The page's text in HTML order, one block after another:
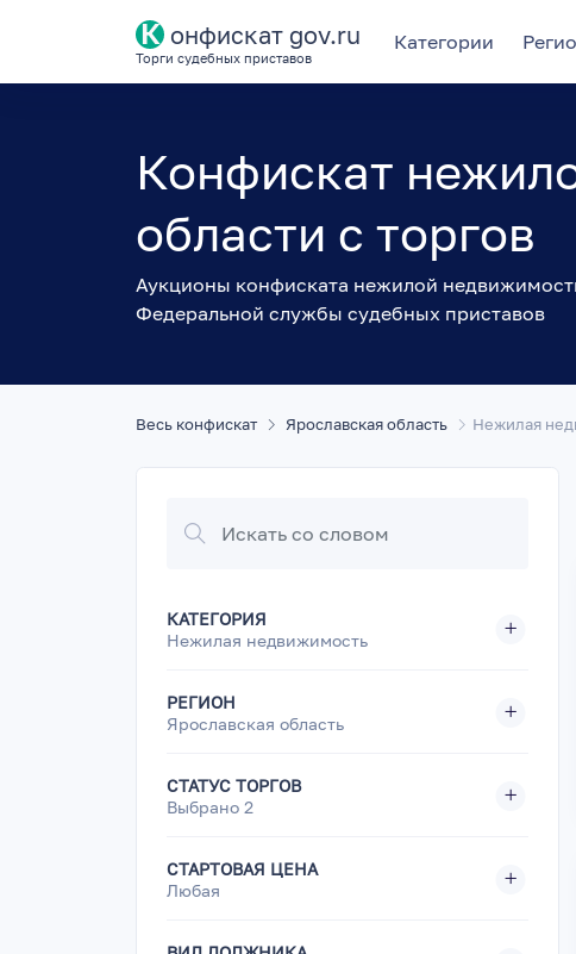
К онфискат gov.ru
Торги судебных приставов
Категории
Конфискат
области с торгов
Аукционы конфиската нежилой
Федеральной службы судебных приставов
Весь конфискат Ярославская область Нежилая
КАТЕГОРИЯ
Нежилая недвижимость
РЕГИОН
Ярославская область
СТАТУС ТОРГОВ
Выбрано 2
СТАРТОВАЯ ЦЕНА
Любая